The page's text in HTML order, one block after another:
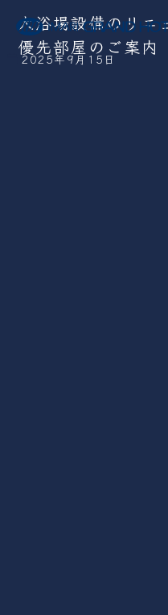
大浴場設備のリニ
優先部屋のご案内
2025年9月15日